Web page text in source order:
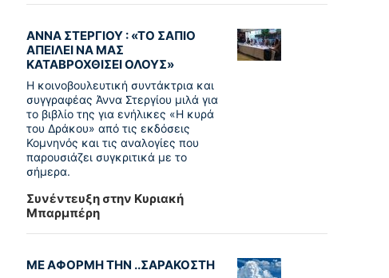
ΑΝΝΑ ΣΤΕΡΓΙΟΥ : «ΤΟ ΣΑΠΙΟ
ΑΠΕΙΛΕΙ ΝΑ ΜΑΣ
ΚΑΤΑΒΡΟΧΘΙΣΕΙ ΟΛΟΥΣ»
Η κοινοβουλευτική συντάκτρια και
συγγραφέας Άννα Στεργίου μιλά για
το βιβλίο της για ενήλικες «Η κυρά
του Δράκου» από τις εκδόσεις
Κομνηνός και τις αναλογίες που
παρουσιάζει συγκριτικά με το
σήμερα.
Συνέντευξη στην Κυριακή
Μπαρμπέρη
ΜΕ ΑΦΟΡΜΗ ΤΗΝ ..ΣΑΡΑΚΟΣΤΗ